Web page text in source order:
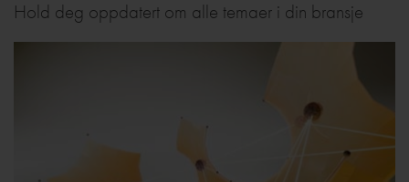
Hold deg oppdatert om alle temaer i din bransje